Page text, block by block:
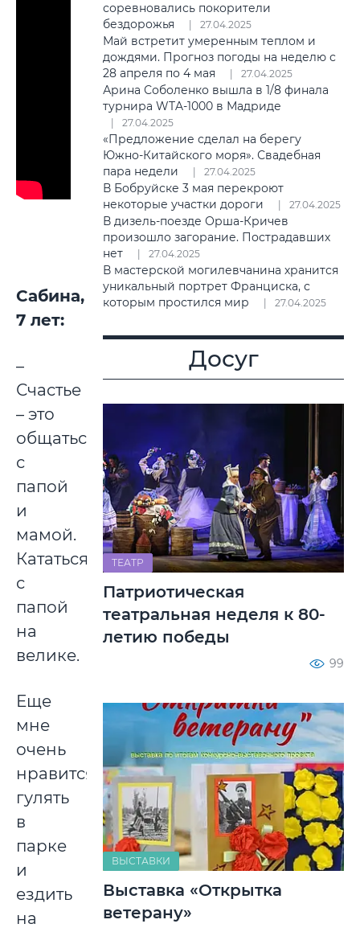
Сабина,
7 лет:
–
Счастье
– это
общаться
с
папой
и
мамой.
Кататься
с
папой
на
велике.
Еще
мне
очень
нравится
гулять
в
парке
и
ездить
на
соревновались покорители
бездорожья
27.04.2025
Май встретит умеренным теплом и
дождями. Прогноз погоды на неделю с
28 апреля по 4 мая
27.04.2025
Арина Соболенко вышла в 1/8 финала
турнира WTA-1000 в Мадриде
27.04.2025
«Предложение сделал на берегу
Южно-Китайского моря». Свадебная
пара недели
27.04.2025
В Бобруйске 3 мая перекроют
некоторые участки дороги
27.04.2025
В дизель-поезде Орша-Кричев
произошло загорание. Пострадавших
нет
27.04.2025
В мастерской могилевчанина хранится
уникальный портрет Франциска, с
которым простился мир
27.04.2025
Досуг
ТЕАТР
Патриотическая
театральная неделя к 80-
летию победы
99
ВЫСТАВКИ
Выставка «Открытка
ветерану»